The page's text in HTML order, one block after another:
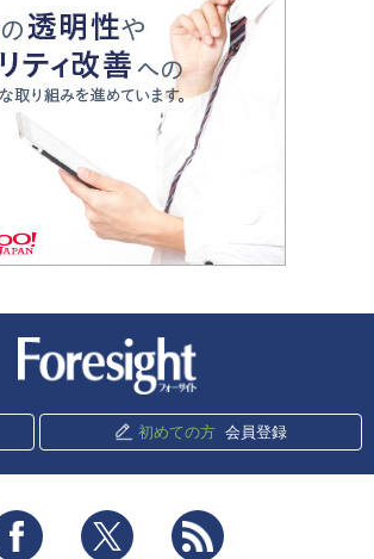
初めての方 会員登録
Facebook Twitter